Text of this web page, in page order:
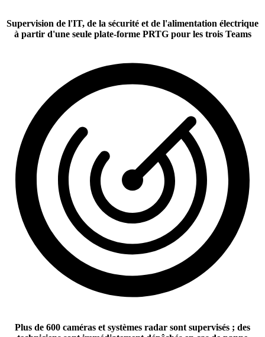
Supervision de l'IT, de la sécurité et de l'alimentation électrique
à partir d'une seule plate-forme PRTG pour les trois Teams
Plus de 600 caméras et systèmes radar sont supervisés ; des